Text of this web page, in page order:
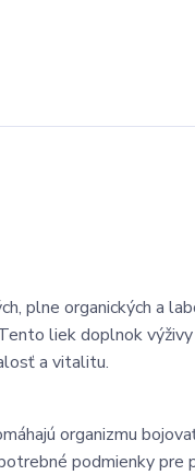
plne organických a
liek doplnok
a vitalitu.
organizmu
podmienky pre